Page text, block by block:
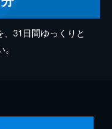
31日間ゆっくりと